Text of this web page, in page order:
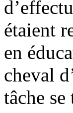
étaient
en
cheval
tâche